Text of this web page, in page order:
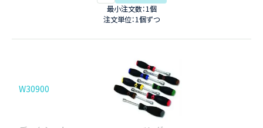
最小注文数：1個
注文単位：1個ずつ
W30900